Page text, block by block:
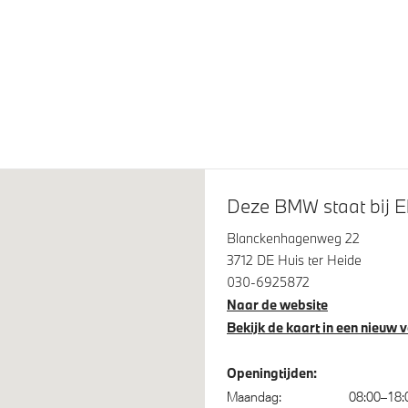
791 M)Bi-colour Jet Black
High-beam assistant
Alarmsysteem klasse 3 (VbV/
Deze BMW staat bij
Blanckenhagenweg 22
3712 DE Huis ter Heide
030-6925872
Naar de website
Bekijk de kaart in een nieuw
Openingtijden:
Maandag: